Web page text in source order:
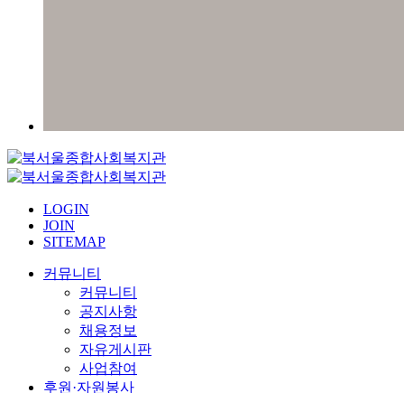
LOGIN
JOIN
SITEMAP
커뮤니티
커뮤니티
공지사항
채용정보
자유게시판
사업참여
후원·자원봉사